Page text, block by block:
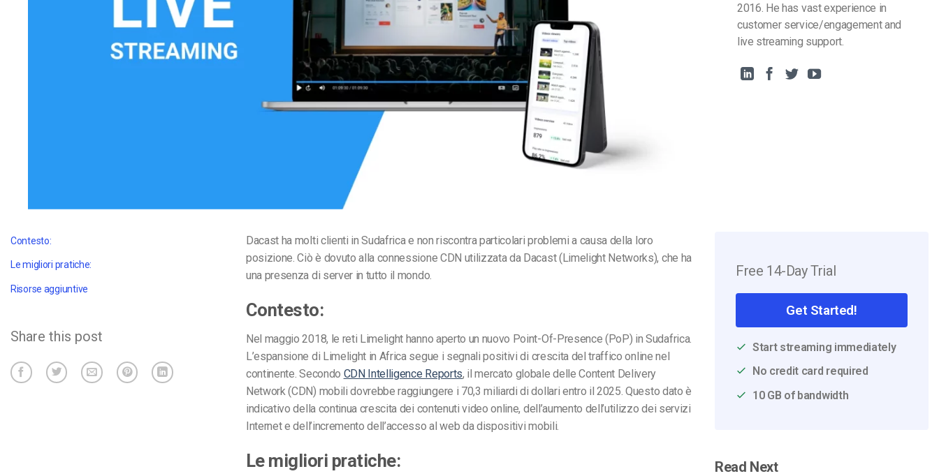
Privacy e Sicurezza
Monetizzazione Video
2016. He has vast experience in
customer service/engagement and
live streaming support.
Contesto:
Le migliori pratiche:
Risorse aggiuntive
Share this post
Dacast ha molti clienti in Sudafrica e non riscontra particolari problemi a causa della loro
posizione. Ciò è dovuto alla connessione CDN utilizzata da Dacast (Limelight Networks), che ha
una presenza di server in tutto il mondo.
Contesto:
Nel maggio 2018, le reti Limelight hanno aperto un nuovo Point-Of-Presence (PoP) in Sudafrica.
L’espansione di Limelight in Africa segue i segnali positivi di crescita del traffico online nel
continente. Secondo CDN Intelligence Reports, il mercato globale delle Content Delivery
Network (CDN) mobili dovrebbe raggiungere i 70,3 miliardi di dollari entro il 2025. Questo dato è
indicativo della continua crescita dei contenuti video online, dell’aumento dell’utilizzo dei servizi
Internet e dell’incremento dell’accesso al web da dispositivi mobili.
Le migliori pratiche:
Free 14-Day Trial
Get Started!
Start streaming immediately
No credit card required
10 GB of bandwidth
Read Next